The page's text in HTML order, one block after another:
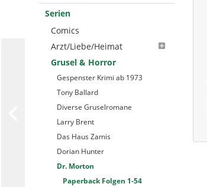
Serien
Comics
Arzt/Liebe/Heimat
Grusel & Horror
Gespenster Krimi ab 1973
Tony Ballard
Diverse Gruselromane
Larry Brent
Das Haus Zamis
Dorian Hunter
Dr. Morton
Paperback Folgen 1-54